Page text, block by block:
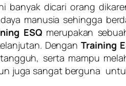
banyak dicari orang
manusia sehingga
ESQmerupakan
DenganTraining
serta mampu
juga sangat berguna